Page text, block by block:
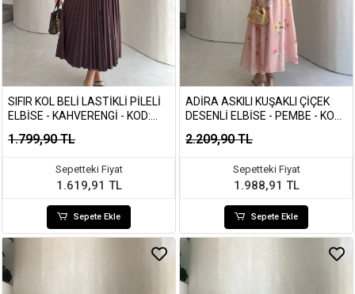
SIFIR KOL BELI LASTIKLI PILELI
ELBISE - KAHVERENGI - KOD:
1.799,90 TL
Sepetteki Fiyat
1.619,91 TL
Sepete Ekle
ADIRA ASKILI KUŞAKLI ÇIÇEK
DESENLI ELBISE - PEMBE - KOD:
2.209,90 TL
Sepetteki Fiyat
1.988,91 TL
Sepete Ekle